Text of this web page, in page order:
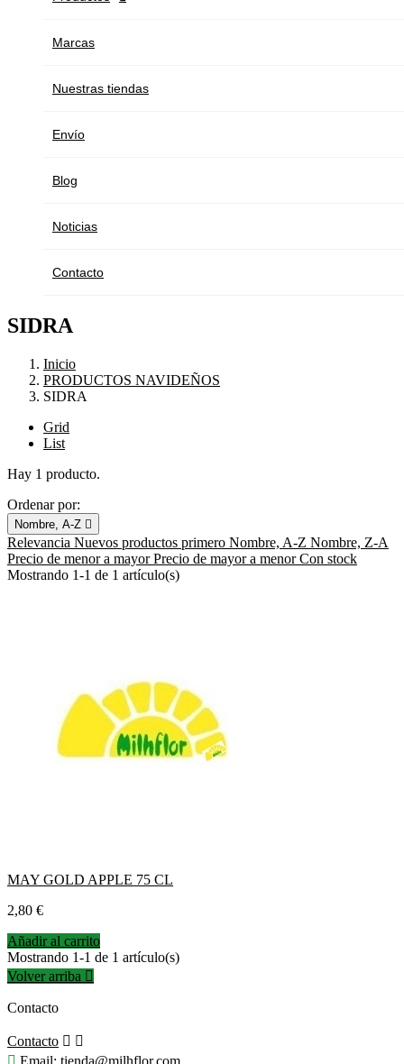
Marcas
Nuestras tiendas
Envío
Blog
Noticias
Contacto
SIDRA
Inicio
PRODUCTOS NAVIDEÑOS
SIDRA
Grid
List
Hay 1 producto.
Ordenar por:
Nombre, A-Z 
Relevancia Nuevos productos primero Nombre, A-Z Nombre, Z-A
Precio de menor a mayorPrecio de mayor a menorCon stock
Mostrando 1-1 de 1 artículo(s)
MAY GOLD APPLE 75 CL
Precio
2,80 €
Añadir al carrito
Mostrando 1-1 de 1 artículo(s)
Volver arriba 
Contacto
Contacto  
 Email: tienda@milhflor.com